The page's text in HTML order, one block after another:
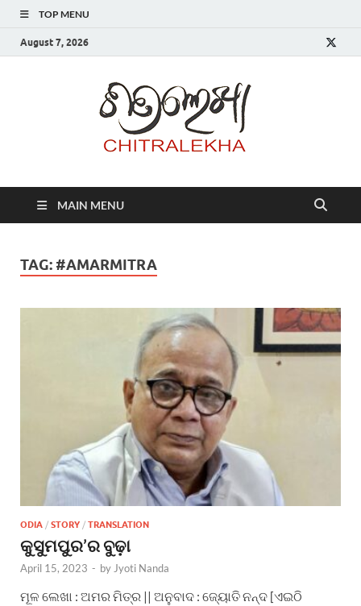
TOP MENU
August 7, 2026
MAIN MENU
TAG: #AMARMITRA
ODIA / STORY / TRANSLATION
କୁସୁମପୁର’ର ବୁଢ଼ା
April 15, 2023 - by Jyoti Nanda
ମୂଳ ଲେଖା : ଅମର ମିତ୍ର || ଅନୁବାଦ : ଜ୍ୟୋତି ନନ୍ଦ [ଏଇଠି